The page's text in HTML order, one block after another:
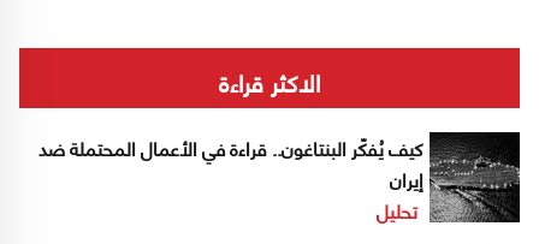
الاكثر قراءة
كيف يُفكّر البنتاغون.. قراءة في الأعمال المحتملة ضد
إيران
تحليل